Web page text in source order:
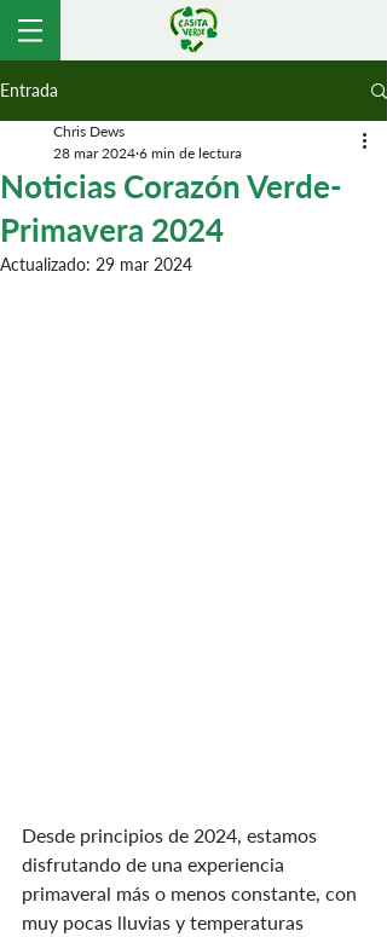
Entrada
Noticias Corazón Verde-
Primavera 2024
Chris Dews
28 mar 2024 6 min de lectura
Actualizado: 29 mar 2024
Desde principios de 2024, estamos
disfrutando de una experiencia
primaveral más o menos constante, con
muy pocas lluvias y temperaturas